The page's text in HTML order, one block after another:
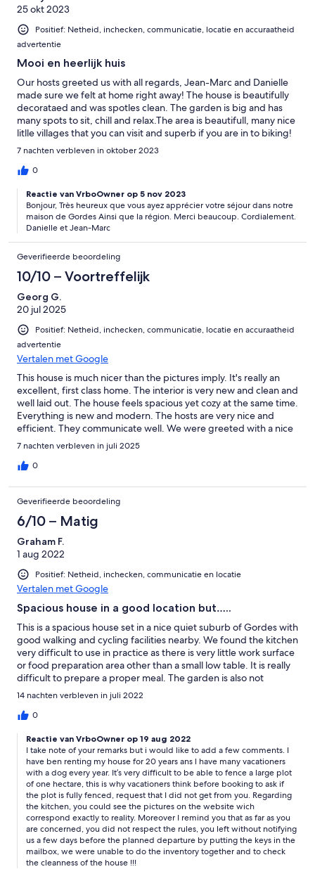
25 okt 2023
Positief: Netheid, inchecken, communicatie, locatie en accuraatheid
advertentie
Mooi en heerlijk huis
Our hosts greeted us with all regards, Jean-Marc and Danielle
made sure we felt at home right away! The house is beautifully
decorataed and was spotles clean. The garden is big and has
many spots to sit, chill and relax.The area is beautifull, many nice
litlle villages that you can visit and superb if you are in to biking!
7 nachten verbleven in oktober 2023
0
Reactie van VrboOwner op 5 nov 2023
Bonjour, Très heureux que vous ayez apprécier votre séjour dans notre
maison de Gordes Ainsi que la région. Merci beaucoup. Cordialement.
Danielle et Jean-Marc
Geverifieerde beoordeling
10/10 – Voortreffelijk
Georg G.
20 jul 2025
Positief: Netheid, inchecken, communicatie, locatie en accuraatheid
advertentie
Vertalen met Google
This house is much nicer than the pictures imply. It's really an
excellent, first class home. The interior is very new and clean and
well laid out. The house feels spacious yet cozy at the same time.
Everything is new and modern. The hosts are very nice and
efficient. They communicate well. We were greeted with a nice
bottle of Provence rosé wine.Be prepared to bring all of your
own supplies if you stay more than a day or two. Upon request,
the hosts were willing to provide towels and sheets, but
While it isn't fenced, there are lots of natural barriers (hedges,
trees) to keep a well-behaved pet within the property's
boundaries. The yard is very plain and not well landscaped, but
its a great size and was a fun place for our dog to run and play.
7 nachten verbleven in juli 2025
0
Geverifieerde beoordeling
6/10 – Matig
Graham F.
1 aug 2022
Positief: Netheid, inchecken, communicatie en locatie
Vertalen met Google
Spacious house in a good location but…..
This is a spacious house set in a nice quiet suburb of Gordes with
good walking and cycling facilities nearby. We found the kitchen
very difficult to use in practice as there is very little work surface
or food preparation area other than a small low table. It is really
difficult to prepare a proper meal. The garden is also not
properly enclosed and dogs can easily escape on to the road at
the front, as ours did and which means they cannot be left
unleashed. This wasn’t clear to us on the booking details.
14 nachten verbleven in juli 2022
0
Reactie van VrboOwner op 19 aug 2022
I take note of your remarks but i would like to add a few comments. I
have ben renting my house for 20 years ans l have many vacationers
with a dog every year. It’s very difficult to be able to fence a large plot
of one hectare, this is why vacationers think before booking to ask if
the plot is fully fenced, request that I did not get from you. Regarding
the kitchen, you could see the pictures on the website wich
correspond exactly to reality. Moreover I remind you that as far as you
are concerned, you did not respect the rules, you left without notifying
us a few days before the planned departure by putting the keys in the
mailbox, we were unable to do the inventory together and to check
the cleanness of the house !!!